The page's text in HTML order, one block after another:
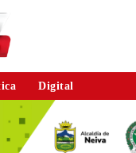
Digital